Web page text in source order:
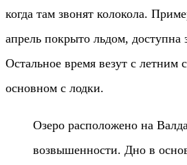
когда там звонят колокола.
апрель покрыто льдом, доступна
Остальное время везут с летним
основном с лодки.
Озеро расположено на
возвышенности. Дно в